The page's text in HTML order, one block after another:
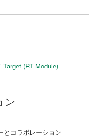
(RT Module) -
ン
とコラボレーション